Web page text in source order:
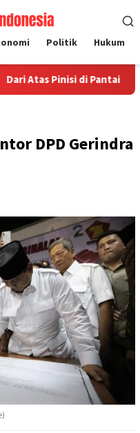
Politik Hukum
Pantai Losari, Ikaprobsi
DPD Gerindra